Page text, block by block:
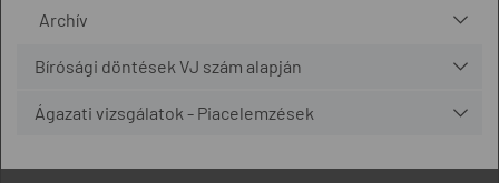
Archív
Bírósági döntések VJ szám alapján
Ágazati vizsgálatok - Piacelemzések